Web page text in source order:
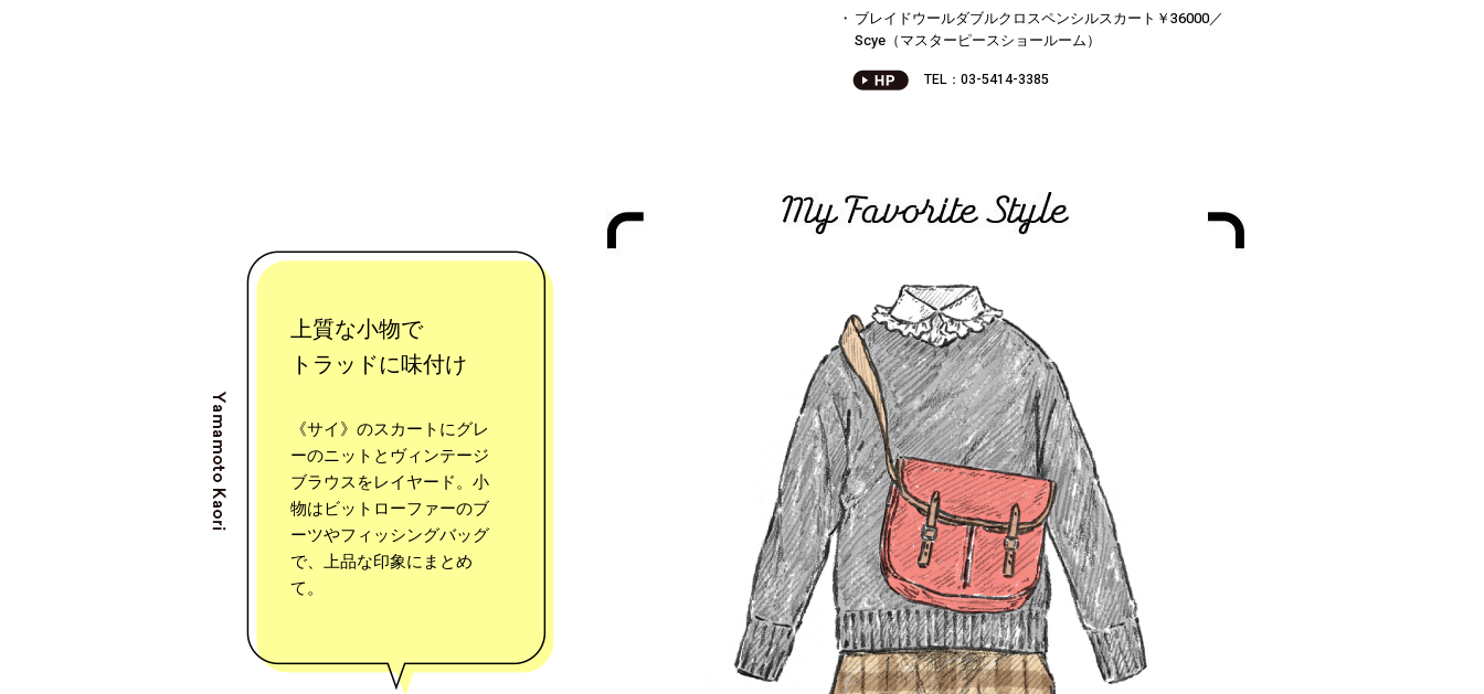
ブレイドウールダブルクロスペンシルスカート￥36000／
Scye（マスターピースショールーム）
TEL：03-5414-3385
上質な小物で
トラッドに味付け
《サイ》のスカートにグレ
ーのニットとヴィンテージ
ブラウスをレイヤード。小
物はビットローファーのブ
ーツやフィッシングバッグ
で、上品な印象にまとめ
て。